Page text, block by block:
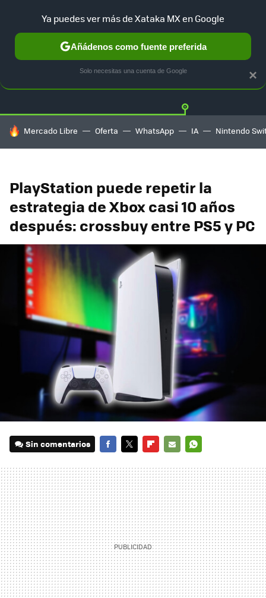
Twitter
HOY SE HABLA DE
Mercado Libre Oferta WhatsApp IA Nintendo
PlayStation puede repetir la
estrategia de Xbox casi 10 años
después: crossbuy entre PS5 y PC
Sin comentarios
MAIL
×
Ya puedes ver más de Xataka MX en Google
Añádenos como fuente preferida
Solo necesitas una cuenta de Google